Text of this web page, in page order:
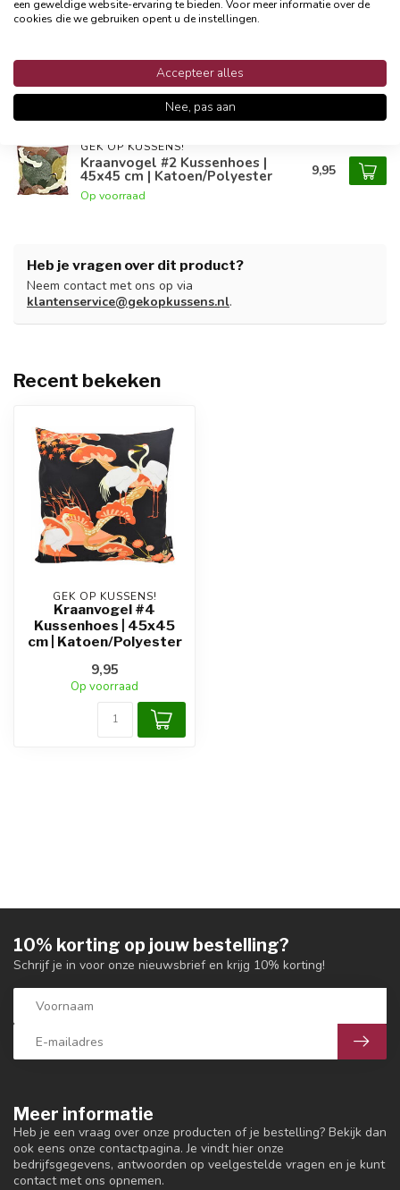
Productomschrijving
Gerelateerde producten
GEK OP KUSSENS!
Kraanvogel #2 Kussenhoes |
45x45 cm | Katoen/Polyester
Op voorraad
9,95
Heb je vragen over dit product?
Neem contact met ons op via
klantenservice@gekopkussens.nl.
Recent bekeken
GEK OP KUSSENS!
Kraanvogel #4
Kussenhoes | 45x45
cm | Katoen/Polyester
9,95
Op voorraad
Meer informatie
Heb je een vraag over onze producten of je bestelling? Bekijk dan
ook eens onze contactpagina. Je vindt hier onze
bedrijfsgegevens, antwoorden op veelgestelde vragen en je kunt
contact met ons opnemen.
10% korting op jouw bestelling?
Schrijf je in voor onze nieuwsbrief en krijg 10% korting!
een geweldige website-ervaring te bieden. Voor meer informatie over de
cookies die we gebruiken opent u de instellingen.
Accepteer alles
Nee, pas aan